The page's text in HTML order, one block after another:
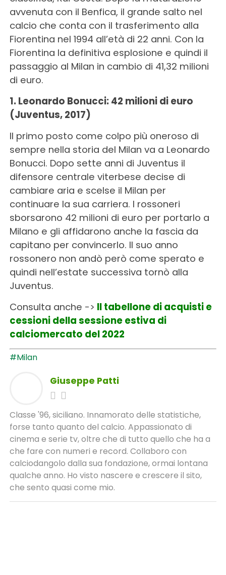
avvenuta con il Benfica, il grande salto nel
calcio che conta con il trasferimento alla
Fiorentina nel 1994 all’età di 22 anni. Con la
Fiorentina la definitiva esplosione e quindi il
passaggio al Milan in cambio di 41,32 milioni
di euro.
1. Leonardo Bonucci: 42 milioni di euro
(Juventus, 2017)
Il primo posto come colpo più oneroso di
sempre nella storia del Milan va a Leonardo
Bonucci. Dopo sette anni di Juventus il
difensore centrale viterbese decise di
cambiare aria e scelse il Milan per
continuare la sua carriera. I rossoneri
sborsarono 42 milioni di euro per portarlo a
Milano e gli affidarono anche la fascia da
capitano per convincerlo. Il suo anno
rossonero non andò però come sperato e
quindi nell’estate successiva tornò alla
Juventus.
Consulta anche -> Il tabellone di acquisti e
cessioni della sessione estiva di
calciomercato del 2022
#Milan
Giuseppe Patti
Classe '96, siciliano. Innamorato delle statistiche,
forse tanto quanto del calcio. Appassionato di
cinema e serie tv, oltre che di tutto quello che ha a
che fare con numeri e record. Collaboro con
calciodangolo dalla sua fondazione, ormai lontana
qualche anno. Ho visto nascere e crescere il sito,
che sento quasi come mio.